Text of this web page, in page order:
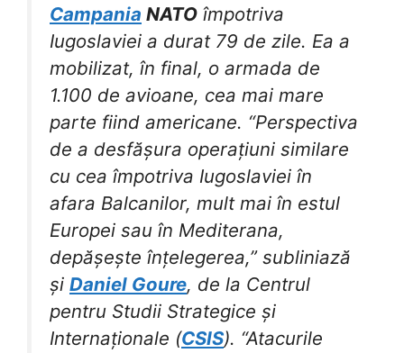
Campania NATO împotriva
Iugoslaviei a durat 79 de zile. Ea a
mobilizat, în final, o armada de
1.100 de avioane, cea mai mare
parte fiind americane. “Perspectiva
de a desfășura operațiuni similare
cu cea împotriva Iugoslaviei în
afara Balcanilor, mult mai în estul
Europei sau în Mediterana,
depășește înțelegerea,” subliniază
și Daniel Goure, de la Centrul
pentru Studii Strategice și
Internaționale (CSIS). “Atacurile